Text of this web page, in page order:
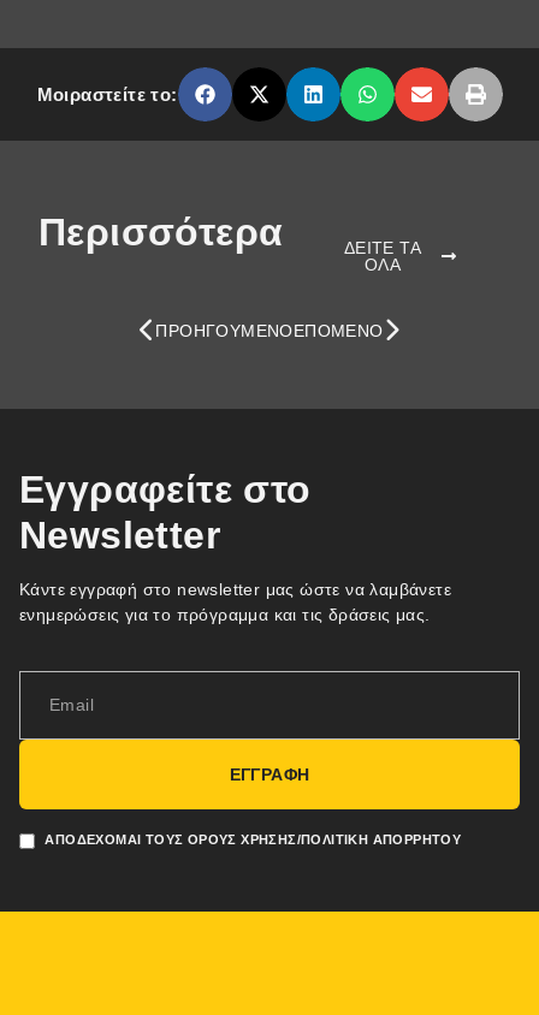
Μοιραστείτε το:
Περισσότερα
ΔΕΙΤΕ ΤΑ
ΟΛΑ
ΠΡΟΗΓΟΎΜΕΝΟΕΠΌΜΕΝΟ
Εγγραφείτε στο
Newsletter
Κάντε εγγραφή στο newsletter μας ώστε να λαμβάνετε
ενημερώσεις για το πρόγραμμα και τις δράσεις μας.
ΑΠΟΔΈΧΟΜΑΙ ΤΟΥΣ ΌΡΟΥΣ ΧΡΉΣΗΣ/ΠΟΛΙΤΙΚΉ ΑΠΟΡΡΉΤΟΥ
ΕΓΓΡΑΦΗ